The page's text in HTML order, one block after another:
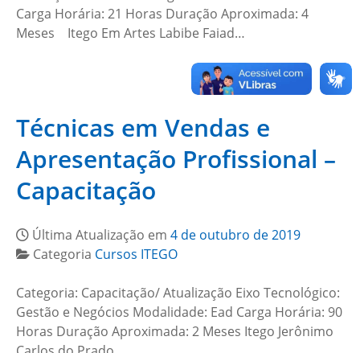
Carga Horária: 21 Horas Duração Aproximada: 4
Meses Itego Em Artes Labibe Faiad…
Técnicas em Vendas e
Apresentação Profissional –
Capacitação
Última Atualização em 4 de outubro de 2019
Categoria Cursos ITEGO
Categoria: Capacitação/ Atualização Eixo Tecnológico:
Gestão e Negócios Modalidade: Ead Carga Horária: 90
Horas Duração Aproximada: 2 Meses Itego Jerônimo